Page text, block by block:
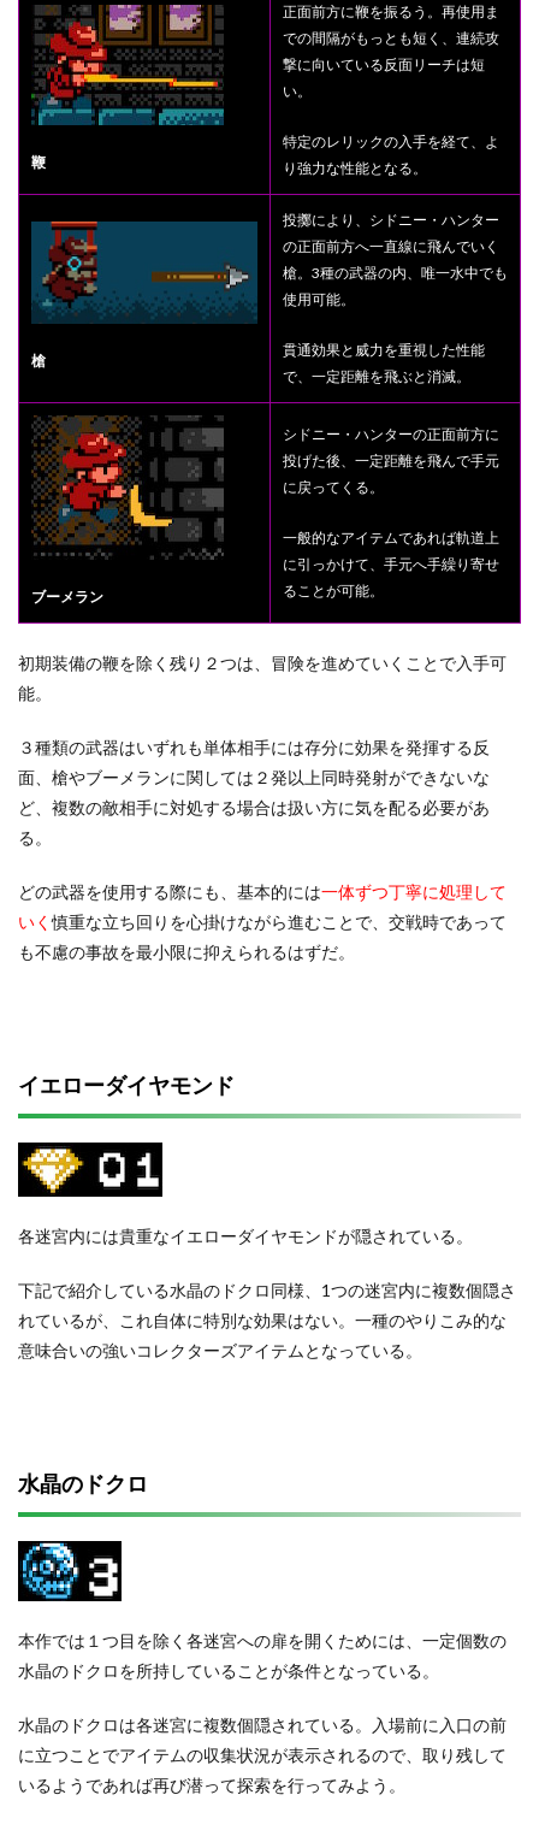
鞭
正面前方に鞭を振るう。再使用ま
での間隔がもっとも短く、連続攻
撃に向いている反面リーチは短
い。
特定のレリックの入手を経て、よ
り強力な性能となる。
槍
投擲により、シドニー・ハンター
の正面前方へ一直線に飛んでいく
槍。3種の武器の内、唯一水中でも
使用可能。
貫通効果と威力を重視した性能
で、一定距離を飛ぶと消滅。
ブーメラン
シドニー・ハンターの正面前方に
投げた後、一定距離を飛んで手元
に戻ってくる。
一般的なアイテムであれば軌道上
に引っかけて、手元へ手繰り寄せ
ることが可能。
初期装備の鞭を除く残り２つは、冒険を進めていくことで入手可
能。
３種類の武器はいずれも単体相手には存分に効果を発揮する反
面、槍やブーメランに関しては２発以上同時発射ができないな
ど、複数の敵相手に対処する場合は扱い方に気を配る必要があ
る。
どの武器を使用する際にも、基本的には一体ずつ丁寧に処理して
いく慎重な立ち回りを心掛けながら進むことで、交戦時であって
も不慮の事故を最小限に抑えられるはずだ。
イエローダイヤモンド
各迷宮内には貴重なイエローダイヤモンドが隠されている。
下記で紹介している水晶のドクロ同様、1つの迷宮内に複数個隠さ
れているが、これ自体に特別な効果はない。一種のやりこみ的な
意味合いの強いコレクターズアイテムとなっている。
水晶のドクロ
本作では１つ目を除く各迷宮への扉を開くためには、一定個数の
水晶のドクロを所持していることが条件となっている。
水晶のドクロは各迷宮に複数個隠されている。入場前に入口の前
に立つことでアイテムの収集状況が表示されるので、取り残して
いるようであれば再び潜って探索を行ってみよう。